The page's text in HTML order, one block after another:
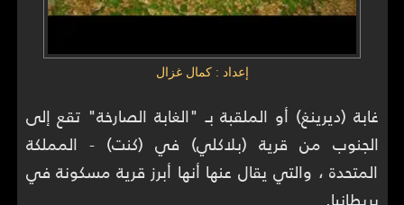
إعداد : كمال غزال
غابة (ديرينغ) أو الملقبة بـ "الغابة الصارخة" تقع إلى
الجنوب من قرية (بلاكلي) في (كنت) - المملكة
المتحدة ، والتي يقال عنها أنها أبرز قرية مسكونة في